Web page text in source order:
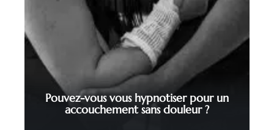
Pouvez-vous vous hypnotiser pour un
accouchement sans douleur ?